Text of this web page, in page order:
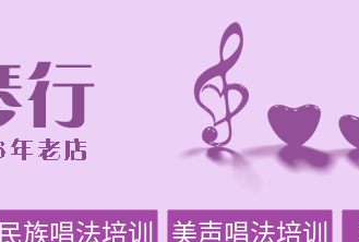
民族唱法培训 美声唱法培训